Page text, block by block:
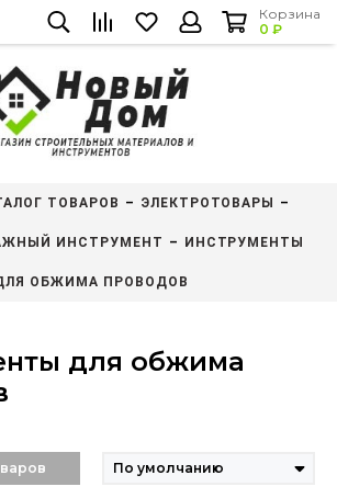
Корзина
0 ₽
ТОВАРОВ ЭЛЕКТРОТОВАРЫ
ИНСТРУМЕНТ ИНСТРУМЕНТЫ
ОБЖИМА ПРОВОДОВ
для обжима